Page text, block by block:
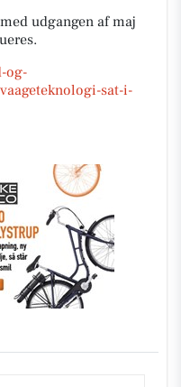
udgangen af maj
og-
sat-i-